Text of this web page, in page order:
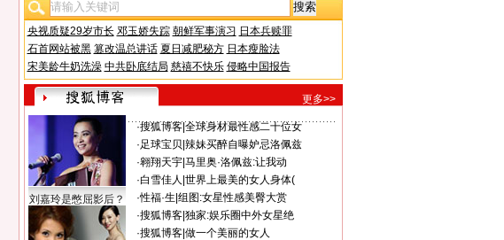
央视质疑29岁市长 邓玉娇失踪 朝鲜军事演习 日本兵赎罪
石首网站被黑 篡改温总讲话 夏日减肥秘方 日本瘦脸法
宋美龄牛奶洗澡 中共卧底结局 慈禧不快乐 侵略中国报告
更多>>
刘嘉玲是憋屈影后？
·搜狐博客| 全球身材最性感二十位女
·足球宝贝 辣妹买醉自曝妒忌洛佩兹
·翱翔天宇| 马里奥·洛佩兹:让我动
·白雪佳人 世界上最美的女人身体(
·性福·生 组图:女星性感美臀大赏
·搜狐博客| 独家:娱乐圈中外女星绝
·搜狐博客| 做一个美丽的女人